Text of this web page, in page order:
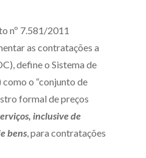
por Escrito
Zênite
nº 7.581/2011
as contratações a
define o Sistema de
como o “conjunto de
formal de preços
inclusive de
bens, para contratações